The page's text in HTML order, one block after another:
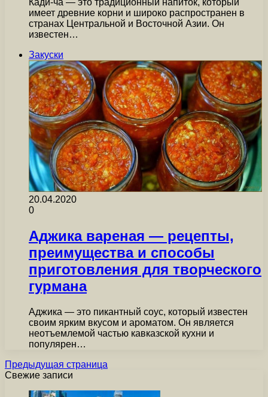
Кади-ча — это традиционный напиток, который
имеет древние корни и широко распространен в
странах Центральной и Восточной Азии. Он
известен…
Закуски
20.04.2020
0
Аджика вареная — рецепты,
преимущества и способы
приготовления для творческого
гурмана
Аджика — это пикантный соус, который известен
своим ярким вкусом и ароматом. Он является
неотъемлемой частью кавказской кухни и
популярен…
Предыдущая страница
Свежие записи